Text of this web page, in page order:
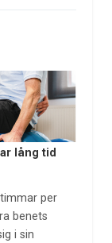
lång tid
per
benets
i sin